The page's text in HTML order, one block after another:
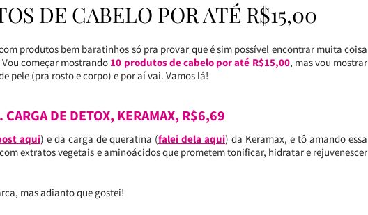
DE CABELO POR ATÉ R$15,00
produtos bem baratinhos só pra provar que é sim possível encontrar muita coisa
começar mostrando 10 produtos de cabelo por até R$15,00, mas vou mostrar
pele (pra rosto e corpo) e por aí vai. Vamos lá!
CARGA DE DETOX, KERAMAX, R$6,69
aqui) e da carga de queratina (falei dela aqui) da Keramax, e tô amando essa
extratos vegetais e aminoácidos que prometem tonificar, hidratar e rejuvenescer
mas adianto que gostei!